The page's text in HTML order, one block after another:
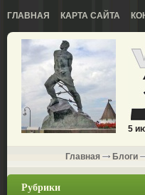
ГЛАВНАЯ КАРТА САЙТА
5
Главная Блоги
Рубрики